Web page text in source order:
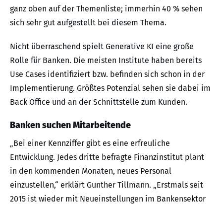
ganz oben auf der Themenliste; immerhin 40 % sehen
sich sehr gut aufgestellt bei diesem Thema.
Nicht überraschend spielt Generative KI eine große
Rolle für Banken. Die meisten Institute haben bereits
Use Cases identifiziert bzw. befinden sich schon in der
Implementierung. Größtes Potenzial sehen sie dabei im
Back Office und an der Schnittstelle zum Kunden.
Banken suchen Mitarbeitende
„Bei einer Kennziffer gibt es eine erfreuliche
Entwicklung. Jedes dritte befragte Finanzinstitut plant
in den kommenden Monaten, neues Personal
einzustellen,“ erklärt Gunther Tillmann. „Erstmals seit
2015 ist wieder mit Neueinstellungen im Bankensektor